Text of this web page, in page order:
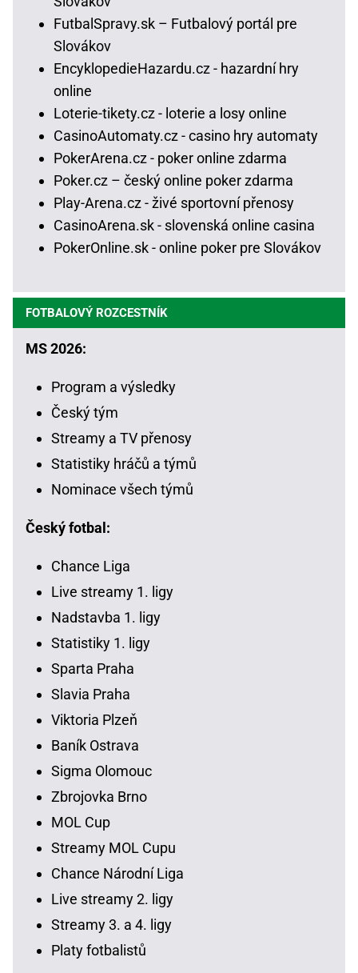
FutbalSpravy.sk – Futbalový portál pre
Slovákov
EncyklopedieHazardu.cz - hazardní hry
online
Loterie-tikety.cz - loterie a losy online
CasinoAutomaty.cz - casino hry automaty
PokerArena.cz - poker online zdarma
Poker.cz – český online poker zdarma
Play-Arena.cz - živé sportovní přenosy
CasinoArena.sk - slovenská online casina
PokerOnline.sk - online poker pre Slovákov
FOTBALOVÝ ROZCESTNÍK
MS 2026:
Program a výsledky
Český tým
Streamy a TV přenosy
Statistiky hráčů a týmů
Nominace všech týmů
Český fotbal:
Chance Liga
Live streamy 1. ligy
Nadstavba 1. ligy
Statistiky 1. ligy
Sparta Praha
Slavia Praha
Viktoria Plzeň
Baník Ostrava
Sigma Olomouc
Zbrojovka Brno
MOL Cup
Streamy MOL Cupu
Chance Národní Liga
Live streamy 2. ligy
Streamy 3. a 4. ligy
Platy fotbalistů